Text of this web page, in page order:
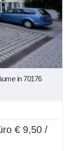
in 70176
€ 9,50 /